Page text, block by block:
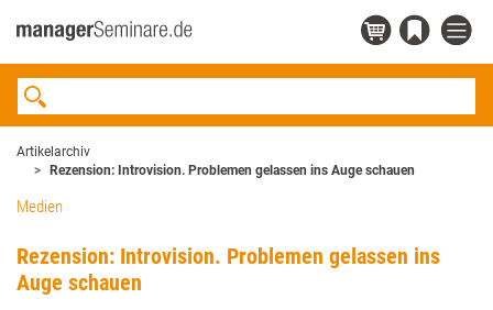
Artikelarchiv
Rezension: Introvision. Problemen gelassen ins Auge schauen
Medien
Rezension: Introvision. Problemen gelassen ins
Auge schauen